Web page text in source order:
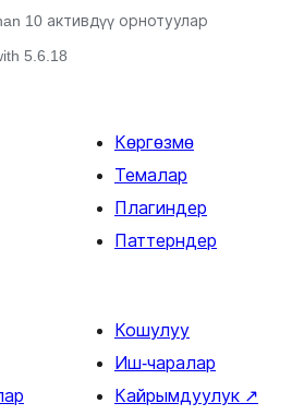
10 активдүү орнотуулар
5.6.18
Көргөзмө
Темалар
Плагиндер
Паттерндер
Кошулуу
Иш-чаралар
Кайрымдуулук ↗